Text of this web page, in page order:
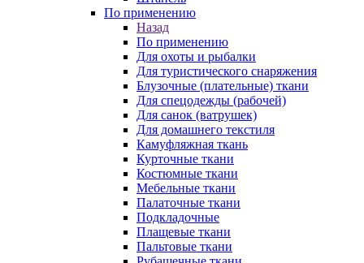
По применению
Назад
По применению
Для охоты и рыбалки
Для туристического снаряжения
Блузочные (плательные) ткани
Для спецодежды (рабочей)
Для санок (ватрушек)
Для домашнего текстиля
Камуфляжная ткань
Курточные ткани
Костюмные ткани
Мебельные ткани
Палаточные ткани
Подкладочные
Плащевые ткани
Пальтовые ткани